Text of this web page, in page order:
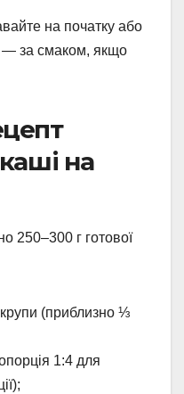
на початку або
— за смаком, якщо
на
250–300 г готової
крупи (приблизно ⅓
1:4 для